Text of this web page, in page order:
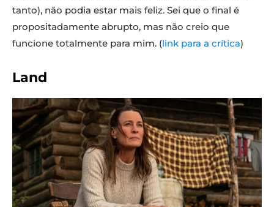
tanto), não podia estar mais feliz. Sei que o final é
propositadamente abrupto, mas não creio que
funcione totalmente para mim. (link para a crítica)
Land